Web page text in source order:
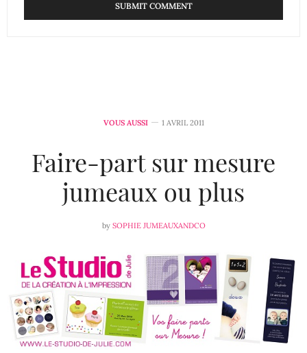
VOUS AUSSI 1 AVRIL 2011
Faire-part sur mesure
jumeaux ou plus
by SOPHIE JUMEAUXANDCO